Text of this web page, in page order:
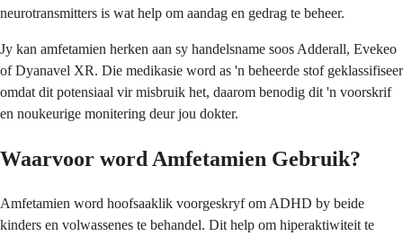
neurotransmitters is wat help om aandag en gedrag te beheer.
Jy kan amfetamien herken aan sy handelsname soos Adderall, Evekeo
of Dyanavel XR. Die medikasie word as 'n beheerde stof geklassifiseer
omdat dit potensiaal vir misbruik het, daarom benodig dit 'n voorskrif
en noukeurige monitering deur jou dokter.
Waarvoor word Amfetamien Gebruik?
Amfetamien word hoofsaaklik voorgeskryf om ADHD by beide
kinders en volwassenes te behandel. Dit help om hiperaktiwiteit te